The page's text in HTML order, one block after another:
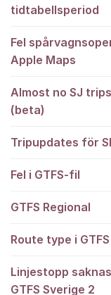
tidtabellsperiod
Fel
Apple Maps
Almost no SJ
(beta)
Tripupdates för
Fel i GTFS-fil
GTFS Regional
Route type i
Linjestopp
GTFS Sverige 2